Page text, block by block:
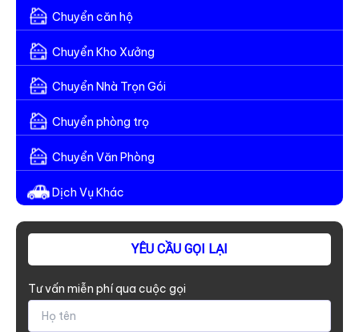
50%
Chi
Phí,
Đi
Tuần
3
Chuyến
Chuyển căn hộ
Chuyển Kho Xưởng
Chuyển Nhà Trọn Gói
Chuyển phòng trọ
Chuyển Văn Phòng
Dịch Vụ Khác
YÊU CẦU GỌI LẠI
Tư vấn miễn phí qua cuộc gọi